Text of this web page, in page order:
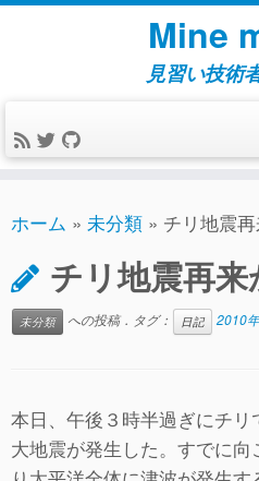
コ
ン
ツ
へ
キ
プ
Mine
見習い技術
ホーム » 未分類 » チリ地震
チリ地震再来
未分類 への投稿．タグ： 日記 2010
本日、午後３時半過ぎにチ
大地震が発生した。すでに